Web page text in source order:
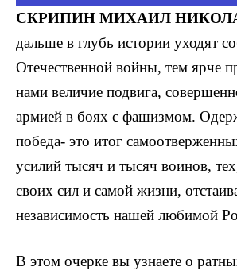
СКРИПИН МИХАИЛ
дальше в глубь истории ухо­дят
Отечествен­ной войны, тем ярче
нами величие подвига,
армией в боях с фашизмом.
победа- это итог
усилий тысяч и тысяч воинов,
своих сил и самой жизни,
независимость нашей лю­бимой
В этом очерке вы узнаете о